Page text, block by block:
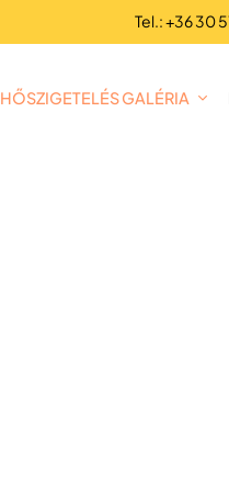
Tel.:+36 30
HŐSZIGETELÉS GALÉRIA